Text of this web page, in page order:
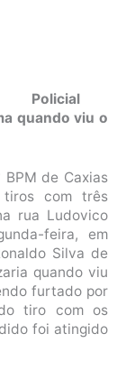
Policial
quando viu o
de Caxias
com três
rua Ludovico
feira, em
Silva de
quando viu
furtado por
tiro com os
foi atingido